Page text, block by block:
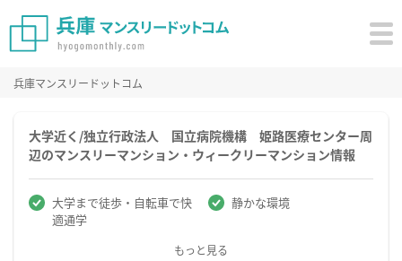
兵庫マンスリードットコム
大学近く/独立行政法人 国立病院機構 姫路医療センター周
辺のマンスリーマンション・ウィークリーマンション情報
大学まで徒歩・自転車で快
適通学
静かな環境
もっと見る